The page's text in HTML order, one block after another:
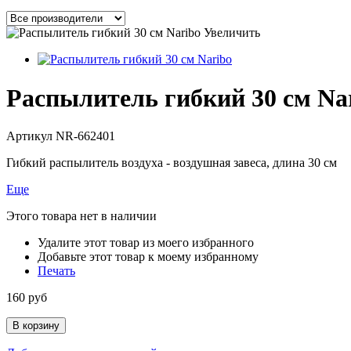
Увеличить
Распылитель гибкий 30 см
Артикул NR-662401
Гибкий распылитель воздуха - воздушная завеса, длина 30 см
Еще
Этого товара нет в наличии
Удалите этот товар из моего избранного
Добавьте этот товар к моему избранному
Печать
160 руб
В корзину